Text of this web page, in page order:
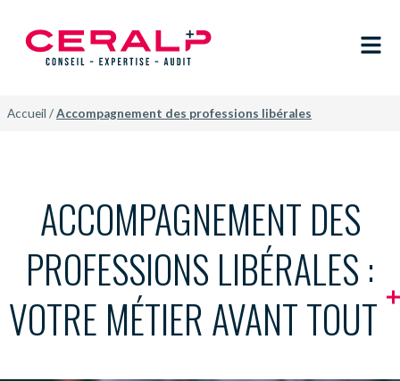
Accueil /Accompagnement des professions libérales
ACCOMPAGNEMENT DES
PROFESSIONS LIBÉRALES :
VOTRE MÉTIER AVANT TOUT